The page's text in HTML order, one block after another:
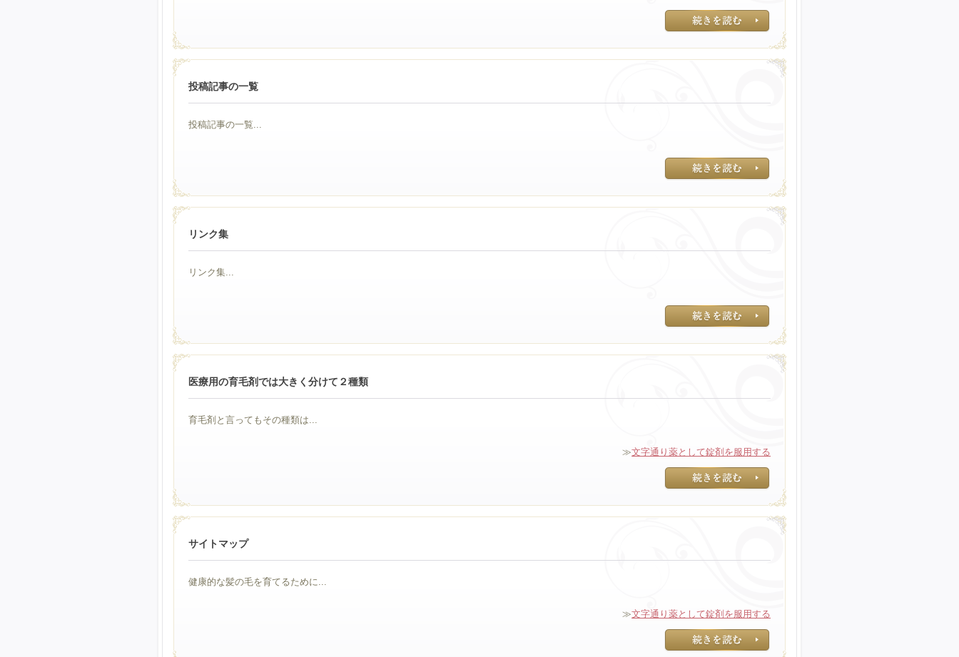
投稿記事の一覧
投稿記事の一覧...
リンク集
リンク集...
医療用の育毛剤では大きく分けて２種類
育毛剤と言ってもその種類は...
≫文字通り薬として錠剤を服用する
サイトマップ
健康的な髪の毛を育てるために...
≫文字通り薬として錠剤を服用する